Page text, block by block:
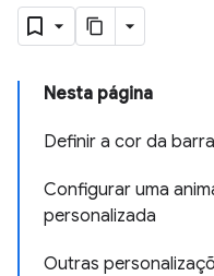
Nesta página
Definir a cor da
Configurar uma
personalizada
Outras